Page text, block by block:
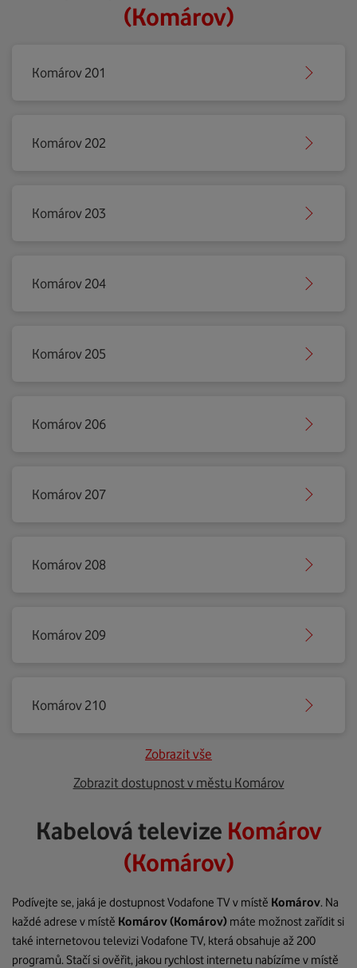
(Komárov)
Komárov 201
Komárov 202
Komárov 203
Komárov 204
Komárov 205
Komárov 206
Komárov 207
Komárov 208
Komárov 209
Komárov 210
Zobrazit vše
Zobrazit dostupnost v městu Komárov
Kabelová televize Komárov
(Komárov)
Podívejte se, jaká je dostupnost Vodafone TV v místě Komárov. Na
každé adrese v místě Komárov(Komárov) máte možnost zařídit si
také internetovou televizi Vodafone TV, která obsahuje až 200
programů. Stačí si ověřit, jakou rychlost internetu nabízíme v místě